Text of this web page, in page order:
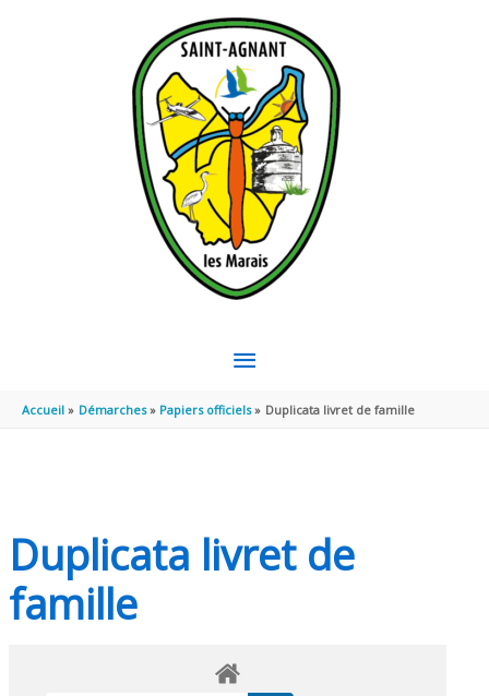
MENU
PRINCIPAL
Accueil Démarches Papiers officiels Duplicata livret de famille
Duplicata livret de
famille